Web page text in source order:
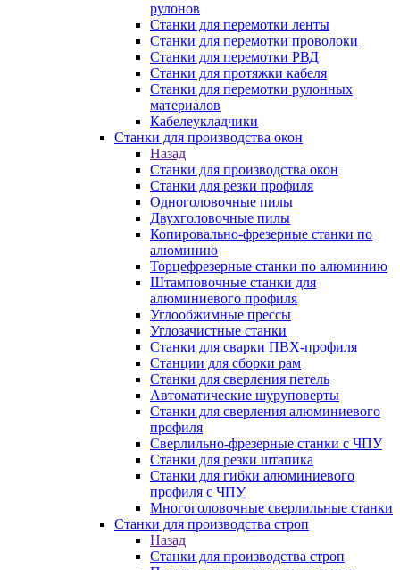
рулонов
Станки для перемотки ленты
Станки для перемотки проволоки
Станки для перемотки РВД
Станки для протяжки кабеля
Станки для перемотки рулонных
материалов
Кабелеукладчики
Станки для производства окон
Назад
Станки для производства окон
Станки для резки профиля
Одноголовочные пилы
Двухголовочные пилы
Копировально-фрезерные станки по
алюминию
Торцефрезерные станки по алюминию
Штамповочные станки для
алюминиевого профиля
Углообжимные прессы
Углозачистные станки
Станки для сварки ПВХ-профиля
Станции для сборки рам
Станки для сверления петель
Автоматические шуруповерты
Станки для сверления алюминиевого
профиля
Сверлильно-фрезерные станки с ЧПУ
Станки для резки штапика
Станки для гибки алюминиевого
профиля с ЧПУ
Многоголовочные сверлильные станки
Станки для производства строп
Назад
Станки для производства строп